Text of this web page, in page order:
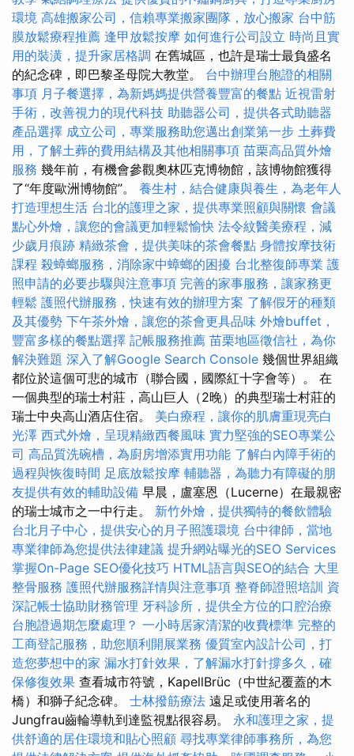
環境 高雄搬家公司，信賴專業搬家團隊，放心搬家 台中筋
膜放鬆療程推薦 逢甲放鬆按摩 如何進行公司設立 時尚且實
用的裝潢，提升家居格調 在舊城區，也許是瑞士最負盛名
的紀念碑，即巴黎圣母院大教堂。 台中辦理台胞證的相關
事項 月子餐選擇，為新媽媽提供營養豐富的餐點 近視雷射
手術，改善視力的現代科技 助聽器公司，提供各式助聽器
產品選擇 成立公司，專業服務助您邁出創業第一步 土葬費
用，了解土葬的費用結構及其他相關事項 苗栗高品質外燴
服務 幾年前，有機會參觀奧林匹克博物館，該博物館獲得
了“年度歐洲博物館”。 養生村，結合健康與養生，為老年人
打造理想生活 台北的護理之家，提供專業照顧與關懷 會議
點心外燴，讓您的會議更加輕鬆愉快 法令紋醫美療程，減
少歲月痕跡 精緻茶會，提供美味的茶會餐點 身體按摩技術
課程 殺蟑螂服務，消除家中蟑螂的困擾 台北整復師專業 護
照申請的必要步驟與注意事項 完善的家事服務，讓家務更
輕鬆 護照代辦服務，快速有效的辦理方案 了解假牙的種類
及其優勢 下午茶外燴，讓您的茶會更具品味 外燴buffet，
豐富多樣的餐點選擇 記帳服務推薦 苗栗地區徵信社，為你
解決難題 深入了解Google Search Console 幾個世界組織
都位於這個可悲的城市（聯合國，國際紅十字會等）。 在
一個典型的瑞士村莊，高山巨人（2晚）的典型瑞士村莊的
瑞士中央高山酒店住宿。 美白療程，讓你的肌膚重現亮白
光澤 西式外燴，呈現精緻西餐風味 實力堅強的SEO專業公
司 高品質洗碗槽，為廚房增添實用功能 了解白內障手術的
過程與恢復時間 足底放鬆按摩 輔聽器，為聽力有障礙的朋
友提供有效的輔助設備 早晨，盧塞恩（Lucerne）在最親密
的瑞士城市之一中行走。 新竹外燴，提供獨特的餐飲體驗
台北月子中心，提供安心的月子照護環境 台中律師，當地
專業律師為您提供法律建議 提升網站曝光的SEO Services
掌握On-Page SEO優化技巧 HTML語言與SEO的結合 大里
整骨服務 護照代辦服務詳情與注意事項 整脊師證照培訓 資
深記帳士協助財務管理 牙科診所，提供全方位的口腔治療
台胞證過期怎麼處理？ 一小時居家清潔的收費標準 完整的
工商登記服務，助您順利開展業務 優質室內設計公司，打
造您夢想中的家 漏水打針效果，了解漏水打針撐多久，確
保修復效果 查看城市符號，KapellBrüc（中世紀覆蓋的木
橋）和獅子紀念碑。 士林撥筋療法 遠足或使用著名的
Jungfrau齒輪導軌到達監視點很容易。 永和護理之家，提
供舒適的居住環境和貼心照顧 尋找專業律師事務所，為您